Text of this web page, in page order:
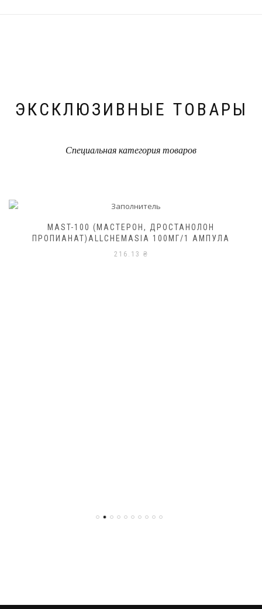
ЭКСКЛЮЗИВНЫЕ ТОВАРЫ
Специальная категория товаров
MAST-100 (МАСТЕРОН, ДРОСТАНОЛОН
ПРОПИАНАТ)ALLCHEMASIA 100МГ/1 АМПУЛА
216.13 ₴